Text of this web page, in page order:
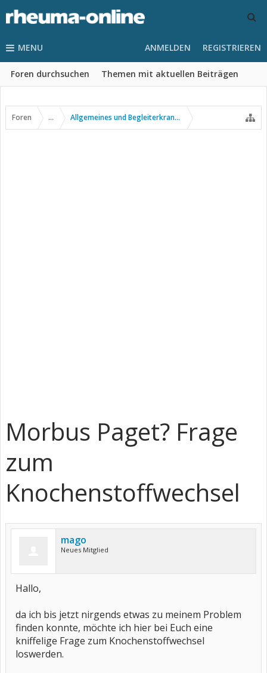
MENU
Foren durchsuchen Themen mit aktuellen Beiträgen
ANMELDEN REGISTRIEREN
Foren ... Allgemeines und Begleiterkrankungen
Morbus Paget? Frage
zum
Knochenstoffwechsel
mago
Neues Mitglied
Hallo,
da ich bis jetzt nirgends etwas zu meinem Problem
finden konnte, möchte ich hier bei Euch eine
kniffelige Frage zum Knochenstoffwechsel
loswerden.